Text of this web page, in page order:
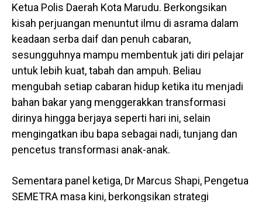
Ketua Polis Daerah Kota Marudu. Berkongsikan
kisah perjuangan menuntut ilmu di asrama dalam
keadaan serba daif dan penuh cabaran,
sesungguhnya mampu membentuk jati diri pelajar
untuk lebih kuat, tabah dan ampuh. Beliau
mengubah setiap cabaran hidup ketika itu menjadi
bahan bakar yang menggerakkan transformasi
dirinya hingga berjaya seperti hari ini, selain
mengingatkan ibu bapa sebagai nadi, tunjang dan
pencetus transformasi anak-anak.
Sementara panel ketiga, Dr Marcus Shapi, Pengetua
SEMETRA masa kini, berkongsikan strategi